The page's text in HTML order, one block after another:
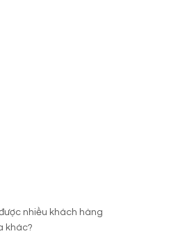
nhiều khách hàng
khác?